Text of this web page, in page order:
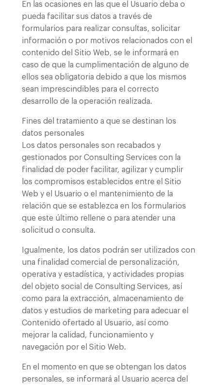
En las ocasiones en las que el Usuario deba o
pueda facilitar sus datos a través de
formularios para realizar consultas, solicitar
información o por motivos relacionados con el
contenido del Sitio Web, se le informará en
caso de que la cumplimentación de alguno de
ellos sea obligatoria debido a que los mismos
sean imprescindibles para el correcto
desarrollo de la operación realizada.
Fines del tratamiento a que se destinan los
datos personales
Los datos personales son recabados y
gestionados por Consulting Services con la
finalidad de poder facilitar, agilizar y cumplir
los compromisos establecidos entre el Sitio
Web y el Usuario o el mantenimiento de la
relación que se establezca en los formularios
que este último rellene o para atender una
solicitud o consulta.
Igualmente, los datos podrán ser utilizados con
una finalidad comercial de personalización,
operativa y estadística, y actividades propias
del objeto social de Consulting Services, así
como para la extracción, almacenamiento de
datos y estudios de marketing para adecuar el
Contenido ofertado al Usuario, así como
mejorar la calidad, funcionamiento y
navegación por el Sitio Web.
En el momento en que se obtengan los datos
personales, se informará al Usuario acerca del